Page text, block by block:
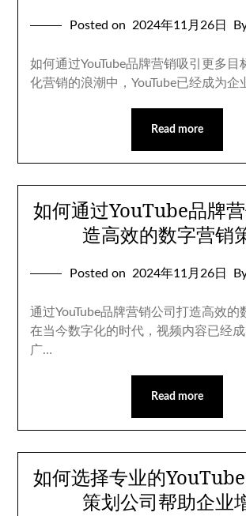
Posted on 2024年11月26日
如何通过YouTube品牌营销吸引更多目
化营销的浪潮中，YouTube已经成为企
Read more
如何通过YouTube品牌
造高效的数字营销
Posted on 2024年11月26日
通过YouTube品牌营销公司打造高效的
在当今数字化的时代，视频内容已经
广…
Read more
如何选择专业的
策划公司帮助企业